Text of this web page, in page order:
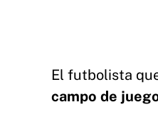
El futbolista
campo de